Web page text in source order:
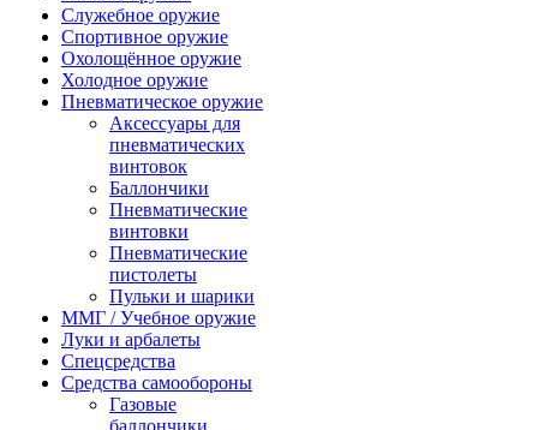
Служебное оружие
Спортивное оружие
Охолощённое оружие
Холодное оружие
Пневматическое оружие
Аксессуары для
пневматических
винтовок
Баллончики
Пневматические
винтовки
Пневматические
пистолеты
Пульки и шарики
ММГ / Учебное оружие
Луки и арбалеты
Спецсредства
Средства самообороны
Газовые
баллончики